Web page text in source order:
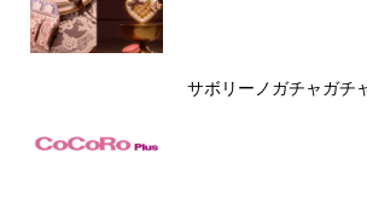
サボリーノガチャガチ